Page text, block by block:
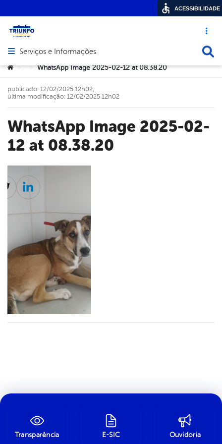
Acesso
Abrir menu principal de navegação
Serviços e Informações
Você está aqui:
> > WhatsApp Image 2025-02-12 at 08.38.20
WhatsApp Image 2025-02-
12 at 08.38.20
publicado: 12/02/2025 12h02,
última modificação: 12/02/2025 12h02
TwitterLinkedin
Transparência E-SIC Ouvidoria
ACESSIBILIDADE